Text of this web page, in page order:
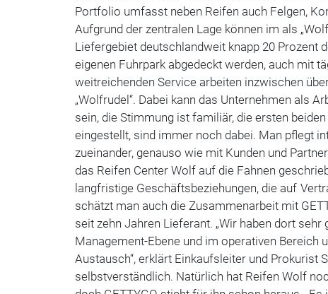
Portfolio umfasst neben Reifen auch Felgen,
Aufgrund der zentralen Lage können im als
Liefergebiet deutschlandweit knapp 20 Prozent
eigenen Fuhrpark abgedeckt werden, auch mit
weitreichenden Service arbeiten inzwischen
„Wolfrudel“. Dabei kann das Unternehmen als
sein, die Stimmung ist familiär, die ersten
eingestellt, sind immer noch dabei. Man pflegt
zueinander, genauso wie mit Kunden und
das Reifen Center Wolf auf die Fahnen
langfristige Geschäftsbeziehungen, die auf
schätzt man auch die Zusammenarbeit mit
seit zehn Jahren Lieferant. „Wir haben dort sehr
Management-Ebene und im operativen Bereich
Austausch“, erklärt Einkaufsleiter und Prokurist
selbstverständlich. Natürlich hat Reifen Wolf